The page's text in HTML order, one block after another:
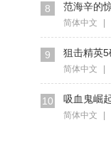
8 范海辛的
简体中文
9 狙击精英5
简体中文
10 吸血鬼崛
简体中文